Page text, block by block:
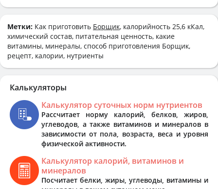
Метки: Как приготовить Борщик, калорийность 25,6 кКал,
химический состав, питательная ценность, какие
витамины, минералы, способ приготовления Борщик,
рецепт, калории, нутриенты
Калькуляторы
Калькулятор суточных норм нутриентов
Рассчитает норму калорий, белков, жиров,
углеводов, а также витаминов и минералов в
зависимости от пола, возраста, веса и уровня
физической активности.
Калькулятор калорий, витаминов и
минералов
Посчитает белки, жиры, углеводы, витамины и